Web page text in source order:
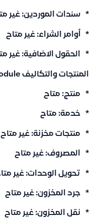
* سندات الموردين: غير
* أوامر الشراء: غير متاح
* الحقول الاضافية: غير
المنتجات والتكاليف Inventory Module
* منتج: متاح
* خدمة: متاح
* منتجات مخزنة: غير متاح
* المصروف: غير متاح
* تحويل الوحدات: غير
* جرد المخزون: غير متاح
* نقل المخزون: غير متاح